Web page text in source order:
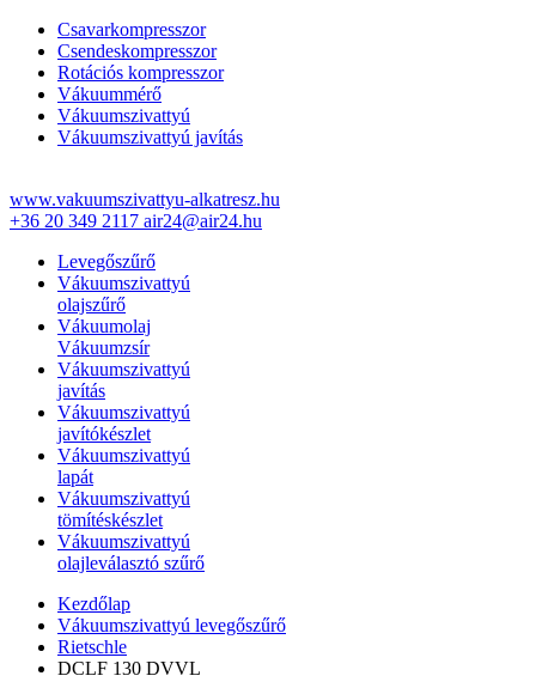
Csavarkompresszor
Csendeskompresszor
Rotációs kompresszor
Vákuummérő
Vákuumszivattyú
Vákuumszivattyú javítás
www.vakuumszivattyu-alkatresz.hu
+36 20 349 2117 air24@air24.hu
Levegőszűrő
Vákuumszivattyú
olajszűrő
Vákuumolaj
Vákuumzsír
Vákuumszivattyú
javítás
Vákuumszivattyú
javítókészlet
Vákuumszivattyú
lapát
Vákuumszivattyú
tömítéskészlet
Vákuumszivattyú
olajleválasztó szűrő
Kezdőlap
Vákuumszivattyú levegőszűrő
Rietschle
DCLF 130 DVVL